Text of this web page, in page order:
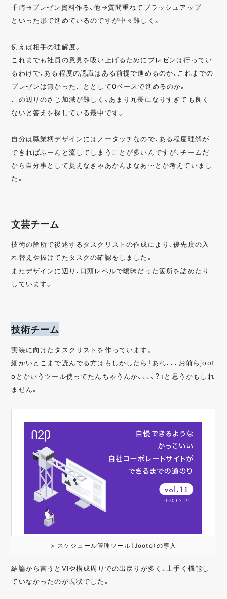
千崎→プレゼン資料作る、他→質問重ねてブラッシュアップ
といった形で進めているのですが中々難しく。
例えば相手の理解度。
これまでも社員の意見を吸い上げるためにプレゼンは行ってい
るわけで、ある程度の認識はある前提で進めるのか、これまでの
プレゼンは無かったこととして0ベースで進めるのか。
この辺りのさじ加減が難しく、あまり冗長になりすぎても良く
ないと答えを探している最中です。
自分は職業柄デザインにはノータッチなので、ある程度理解が
できればふーんと流してしまうことが多いんですが、チームだ
から自分事として捉えなきゃあかんよなあ…とか考えていまし
た。
文芸チーム
技術の箇所で後述するタスクリストの作成により、優先度の入
れ替えや抜けてたタスクの確認をしました。
またデザインに辺り、口頭レベルで曖昧だった箇所を詰めたり
しています。
技術チーム
実装に向けたタスクリストを作っています。
細かいとこまで読んでる方はもしかしたら「あれ、、、お前らjoot
oとかいうツール使ってたんちゃうんか、、、、？」と思うかもしれ
ません。
> スケジュール管理ツール（Jooto）の導入
結論から言うとVIや構成周りでの出戻りが多く、上手く機能し
ていなかったのが現状でした。